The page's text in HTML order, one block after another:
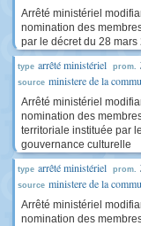
Arrêté ministériel
nomination des
par le décret du 28
type arrêté ministériel prom.
source ministere de la
Arrêté ministériel
nomination des
territoriale instituée par
gouvernance culturelle
type arrêté ministériel prom.
source ministere de la
Arrêté ministériel
nomination des